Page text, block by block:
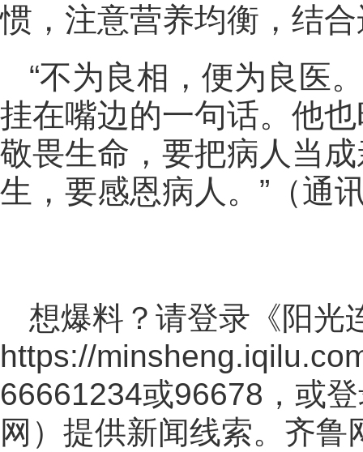
惯，注意营养均衡，结
“不为良相，便为良医
挂在嘴边的一句话。他
敬畏生命，要把病人当
生，要感恩病人。”（通
想爆料？请登录《阳光
https://
66661234或96678，或
网 ）提供新闻线索。齐鲁